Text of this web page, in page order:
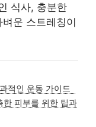
식사, 충분한
운 스트레칭이
적인 운동 가이드
한 피부를 위한 팁과